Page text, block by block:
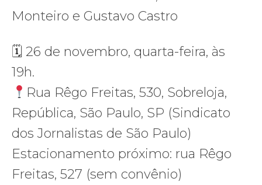
Monteiro e Gustavo Castro
🗓 26 de novembro, quarta-feira, às
19h.
Rua Rêgo Freitas, 530, Sobreloja,
República, São Paulo, SP (Sindicato
dos Jornalistas de São Paulo)
Estacionamento próximo: rua Rêgo
Freitas, 527 (sem convênio)